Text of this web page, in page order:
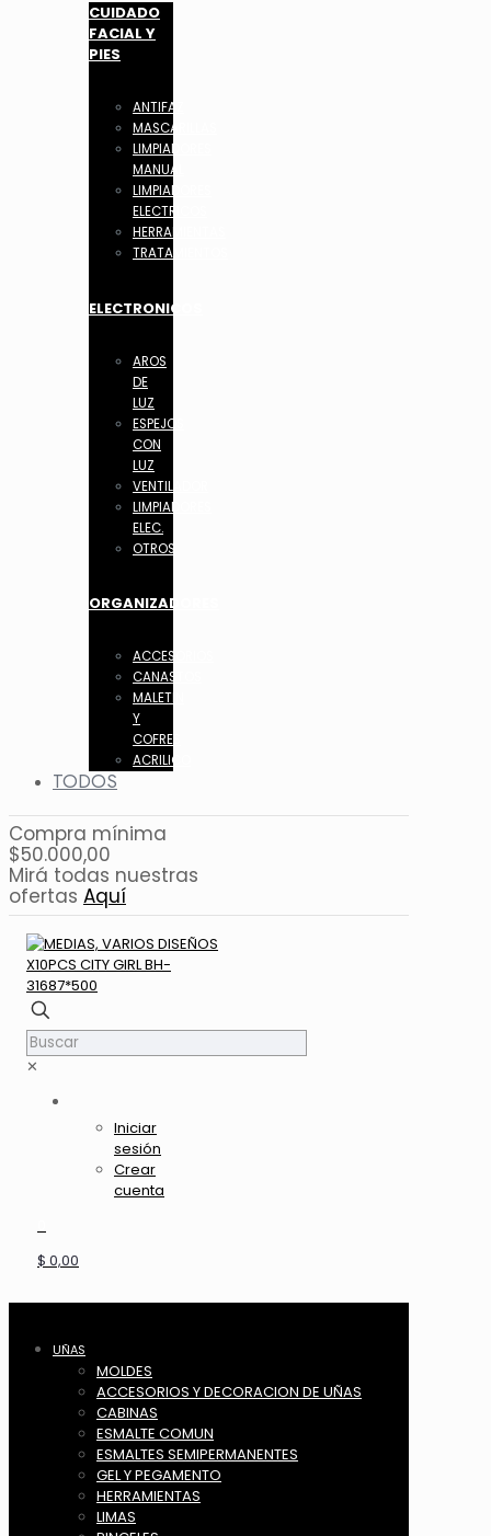
CUIDADO
FACIAL Y
PIES
ANTIFAZ
MASCARILLAS
LIMPIADORES
MANUAL
LIMPIADORES
ELECTRICOS
HERRAMIENTAS
TRATAMIENTOS
ELECTRONICOS
AROS
DE
LUZ
ESPEJOS
CON
LUZ
VENTILADOR
LIMPIADORES
ELEC.
OTROS
ORGANIZADORES
ACCESORIOS
CANASTOS
MALETIN
Y
COFRES
ACRILICO
TODOS
Compra mínima
$50.000,00
Mirá todas nuestras
ofertas Aquí
✕
Iniciar
sesión
Crear
cuenta
$ 0,00
UÑAS
MOLDES
ACCESORIOS Y DECORACION DE UÑAS
CABINAS
ESMALTE COMUN
ESMALTES SEMIPERMANENTES
GEL Y PEGAMENTO
HERRAMIENTAS
LIMAS